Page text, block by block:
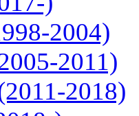
2004)
2011)
2018)